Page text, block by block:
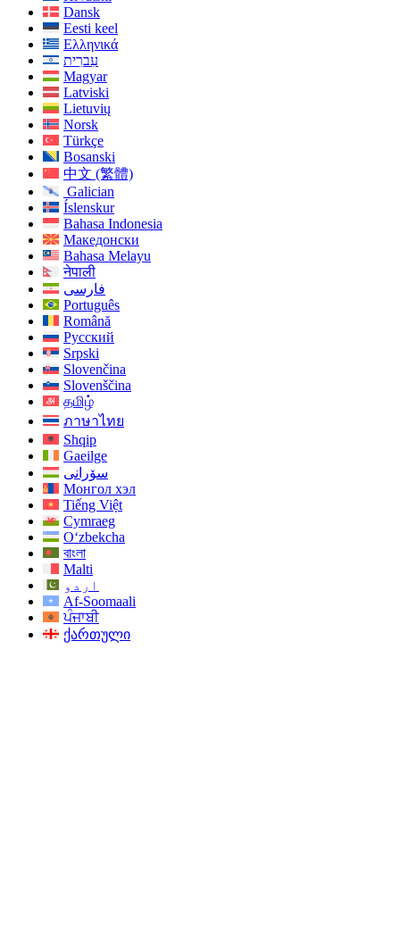
Dansk
Eesti keel
Ελληνικά
עִברִית
Magyar
Latviski
Lietuvių
Norsk
Türkçe
Bosanski
中文 (繁體)
Galician
Íslenskur
Bahasa Indonesia
Македонски
Bahasa Melayu
नेपाली
فارسی
Português
Română
Русский
Srpski
Slovenčina
Slovenščina
தமிழ்
ภาษาไทย
Shqip
Gaeilge
سۆرانی
Монгол хэл
Tiếng Việt
Cymraeg
O‘zbekcha
বাংলা
Malti
اردو
Af-Soomaali
ਪੰਜਾਬੀ
ქართული